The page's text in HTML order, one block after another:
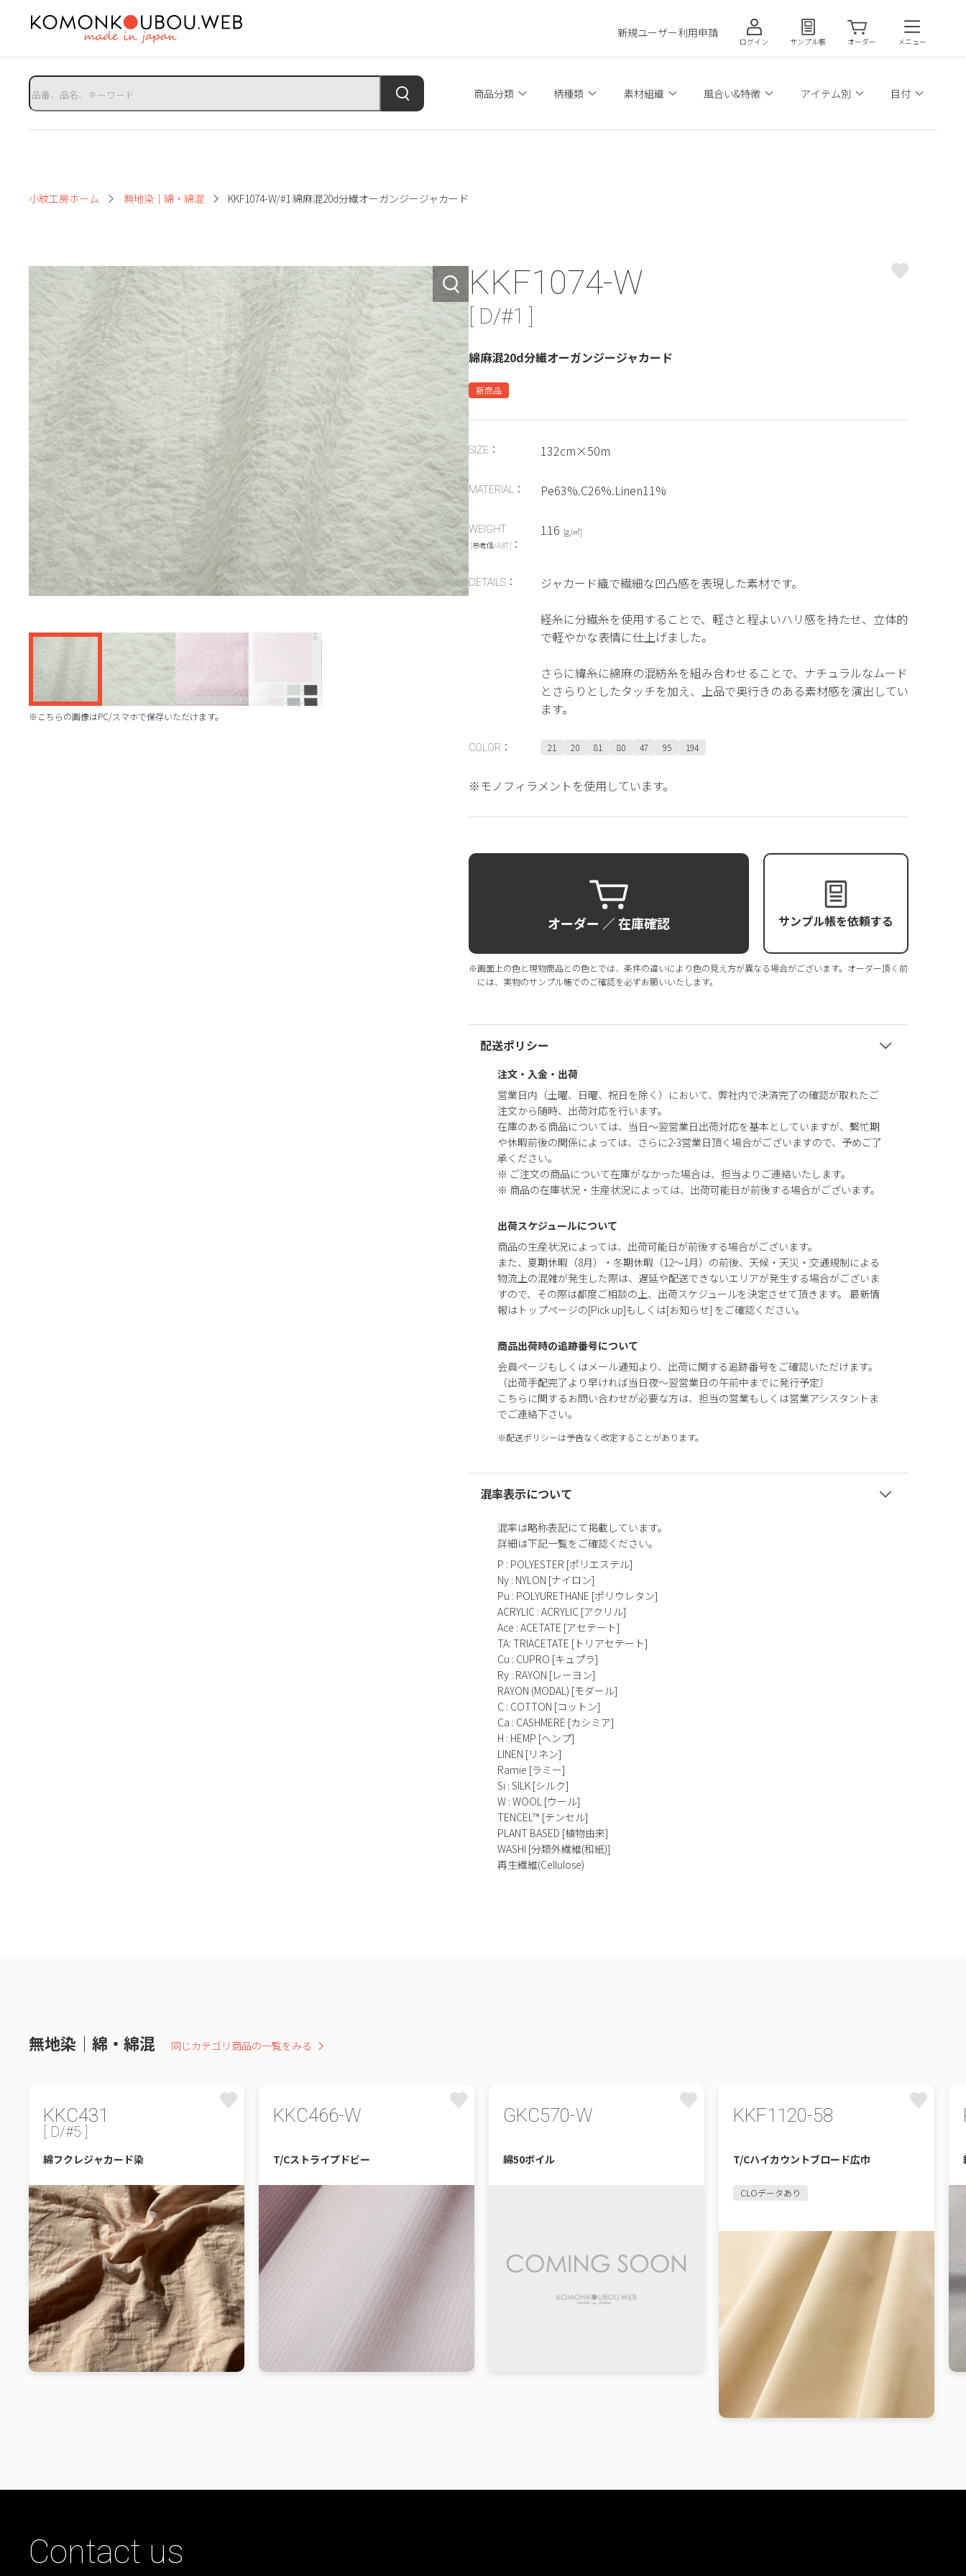
新規ユーザー利用申請
ログイン サンプル帳 オーダー メニュー
商品分類 柄種類 素材組織 風合い&特徴 アイテム別 目付
小紋工房ホーム 無地染｜綿・綿混 KKF1074-W/#1 綿麻混20d分繊オーガンジージャカード
※こちらの画像はPC/スマホで保存いただけます。
KKF1074-W
[ D/#1 ]
綿麻混20d分繊オーガンジージャカード
新商品
SIZE： 132cm×50m
MATERIAL： Pe63%.C26%.Linen11%
WEIGHT
[参考値/ABT] ：
116 [g/㎡]
DETAILS： ジャカード織で繊細な凹凸感を表現した素材です。
経糸に分繊糸を使用することで、軽さと程よいハリ感を持たせ、立体的
で軽やかな表情に仕上げました。
さらに緯糸に綿麻の混紡糸を組み合わせることで、ナチュラルなムード
とさらりとしたタッチを加え、上品で奥行きのある素材感を演出してい
ます。
COLOR： 21 20 81 80 47 95 194
※モノフィラメントを使用しています。
オーダー ／ 在庫確認 サンプル帳を依頼する
※画面上の色と現物商品との色とでは、条件の違いにより色の見え方が異なる場合がございます。オーダー頂く前
には、実物のサンプル帳でのご確認を必ずお願いいたします。
配送ポリシー
注文・入金・出荷
営業日内（土曜、日曜、祝日を除く）において、弊社内で決済完了の確認が取れたご
注文から随時、出荷対応を行います。
在庫のある商品については、当日～翌営業日出荷対応を基本としていますが、繫忙期
や休暇前後の関係によっては、さらに2-3営業日頂く場合がございますので、予めご了
承ください。
※ ご注文の商品について在庫がなかった場合は、担当よりご連絡いたします。
※ 商品の在庫状況・生産状況によっては、出荷可能日が前後する場合がございます。
出荷スケジュールについて
商品の生産状況によっては、出荷可能日が前後する場合がございます。
また、夏期休暇（8月）・冬期休暇（12～1月）の前後、天候・天災・交通規制による
物流上の混雑が発生した際は、遅延や配送できないエリアが発生する場合がございま
すので、その際は都度ご相談の上、出荷スケジュールを決定させて頂きます。 最新情
報はトップページの[Pick up]もしくは[お知らせ] をご確認ください。
商品出荷時の追跡番号について
会員ページもしくはメール通知より、出荷に関する追跡番号をご確認いただけます。
（出荷手配完了より早ければ当日夜～翌営業日の午前中までに発行予定）
こちらに関するお問い合わせが必要な方は、担当の営業もしくは営業アシスタントま
でご連絡下さい。
※配送ポリシーは予告なく改定することがあります。
混率表示について
混率は略称表記にて掲載しています。
詳細は下記一覧をご確認ください。
P : POLYESTER [ポリエステル]
Ny : NYLON [ナイロン]
Pu : POLYURETHANE [ポリウレタン]
ACRYLIC : ACRYLIC [アクリル]
Ace : ACETATE [アセテート]
TA: TRIACETATE [トリアセテート]
Cu : CUPRO [キュプラ]
Ry : RAYON [レーヨン]
RAYON (MODAL) [モダール]
C : COTTON [コットン]
Ca : CASHMERE [カシミア]
H : HEMP [ヘンプ]
LINEN [リネン]
Ramie [ラミー]
Si : SILK [シルク]
W : WOOL [ウール]
TENCEL™ [テンセル]
PLANT BASED [植物由来]
WASHI [分類外繊維(和紙)]
再生繊維(Cellulose)
無地染｜綿・綿混 同じカテゴリ商品の一覧をみる
KKC431
[ D/#5 ]
綿フクレジャカード染
KKC466-W
T/Cストライプドビー
GKC570-W
綿50ボイル
KKF1120-58
T/Cハイカウントブロード広巾
CLOデータあり
Contact us